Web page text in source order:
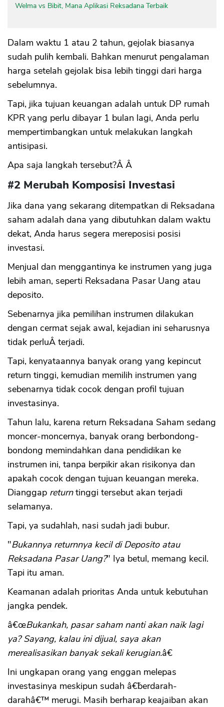
Welma vs Bibit, Mana Aplikasi Reksadana Terbaik
Dalam waktu 1 atau 2 tahun, gejolak biasanya
sudah pulih kembali. Bahkan menurut pengalaman
harga setelah gejolak bisa lebih tinggi dari harga
sebelumnya.
Tapi, jika tujuan keuangan adalah untuk DP rumah
KPR yang perlu dibayar 1 bulan lagi, Anda perlu
mempertimbangkan untuk melakukan langkah
antisipasi.
Apa saja langkah tersebut?Â Â
#2 Merubah Komposisi Investasi
Jika dana yang sekarang ditempatkan di Reksadana
saham adalah dana yang dibutuhkan dalam waktu
dekat, Anda harus segera mereposisi posisi
investasi.
Menjual dan menggantinya ke instrumen yang juga
lebih aman, seperti Reksadana Pasar Uang atau
deposito.
Sebenarnya jika pemilihan instrumen dilakukan
dengan cermat sejak awal, kejadian ini seharusnya
tidak perluÂ terjadi.
Tapi, kenyataannya banyak orang yang kepincut
return tinggi, kemudian memilih instrumen yang
sebenarnya tidak cocok dengan profil tujuan
investasinya.
Tahun lalu, karena return Reksadana Saham sedang
moncer-moncernya, banyak orang berbondong-
bondong memindahkan dana pendidikan ke
instrumen ini, tanpa berpikir akan risikonya dan
apakah cocok dengan tujuan keuangan mereka.
Dianggap returntinggi tersebut akan terjadi
selamanya.
Tapi, ya sudahlah, nasi sudah jadi bubur.
"Bukannya returnnya kecil di Deposito atau
Reksadana Pasar Uang?" Iya betul, memang kecil.
Tapi itu aman.
Keamanan adalah prioritas Anda untuk kebutuhan
jangka pendek.
â€œBukankah, pasar saham nanti akan naik lagi
ya? Sayang, kalau ini dijual, saya akan
merealisasikan banyak sekali kerugian.â€
Ini ungkapan orang yang enggan melepas
investasinya meskipun sudah â€˜berdarah-
darahâ€™ merugi. Masih berharap keajaiban akan